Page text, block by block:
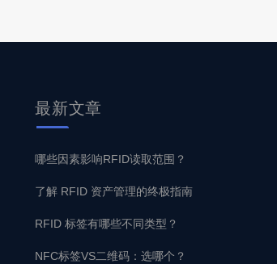
最新文章
哪些因素影响RFID读取范围？
了解 RFID 资产管理的终极指南
RFID 标签有哪些不同类型？
NFC标签VS二维码：选哪个？